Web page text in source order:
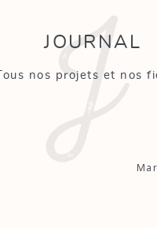
J
JOURNAL
Tous nos projets et nos